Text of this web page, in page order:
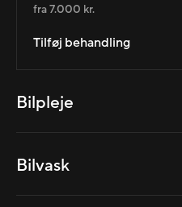
fra 7.000 kr.
Tilføj behandling
Bilpleje
Bilvask